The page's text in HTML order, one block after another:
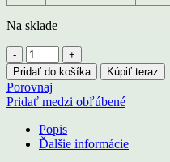
Na sklade
množstvo
Náplň
do
kahanca
„Bolsius
RP2”
142g
/45h
Pridať do košíka Kúpiť teraz
Porovnaj
Pridať medzi obľúbené
Popis
Ďalšie informácie